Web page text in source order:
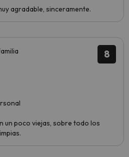
agradable, sinceramente.
8
un poco viejas, sobre todo los